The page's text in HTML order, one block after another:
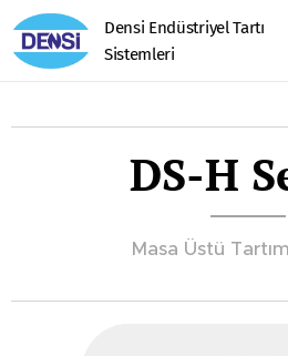
Densi Endüstriyel Tartı
Sistemleri
DS-H
Masa Üstü